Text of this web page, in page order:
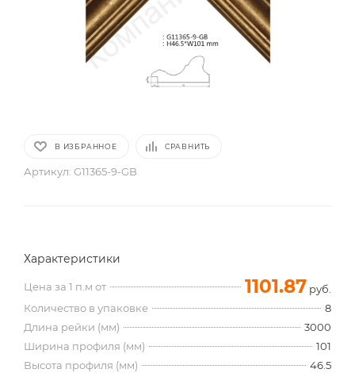
В ИЗБРАННОЕ СРАВНИТЬ
Артикул: G11365-9-GB
Характеристики
Цена за 1 п.м от 1101.87 руб.
Количество в упаковке
8
Длина рейки (мм)
3000
Ширина профиля (мм)
101
Высота профиля (мм)
46.5